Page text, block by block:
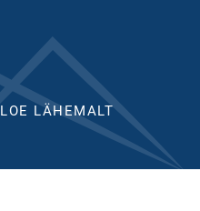
LOE LÄHEMALT